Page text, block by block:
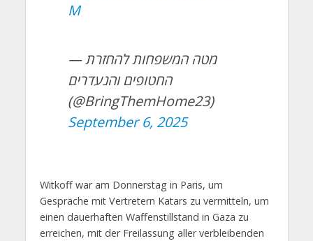
M
— מטה המשפחות להחזרת
החטופים והנעדרים
(@BringThemHome23)
September 6, 2025
Witkoff war am Donnerstag in Paris, um
Gespräche mit Vertretern Katars zu vermitteln, um
einen dauerhaften Waffenstillstand in Gaza zu
erreichen, mit der Freilassung aller verbleibenden